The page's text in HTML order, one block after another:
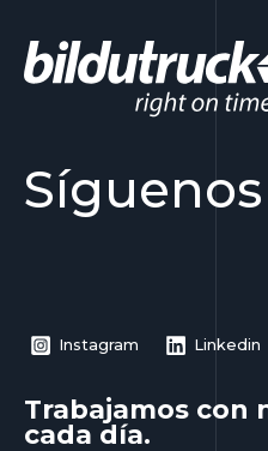
Síguenos
Instagram Linkedin
Trabajamos con
cada día.